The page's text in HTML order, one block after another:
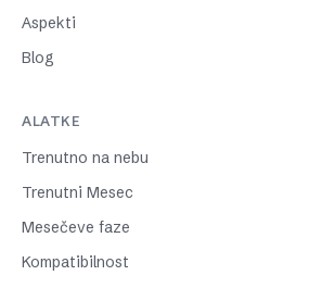
Aspekti
Blog
ALATKE
Trenutno na nebu
Trenutni Mesec
Mesečeve faze
Kompatibilnost